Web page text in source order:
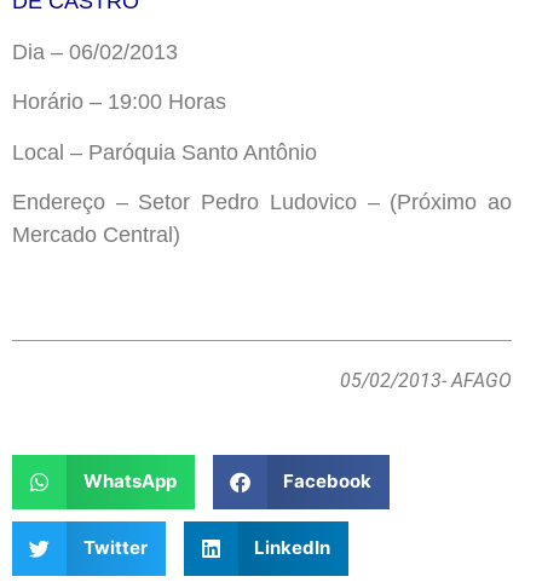
Dia – 06/02/2013
Horário – 19:00 Horas
Local – Paróquia Santo Antônio
Endereço – Setor Pedro Ludovico – (Próximo ao
Mercado Central)
05/02/2013- AFAGO
WhatsApp Facebook
Twitter LinkedIn